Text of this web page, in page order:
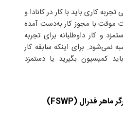
کاری باید با کار در کانادا و
موقت با مجوز کار به‌دست آمده
و کار داوطلبانه برای تجربه
نمی‌شود. برای اینکه سابقه کار
کمیسیون بگیرید یا دستمزد
ماهر فدرال(
FSWP
)